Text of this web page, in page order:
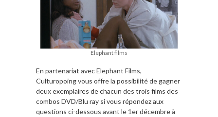
Elephant films
En partenariat avec Elephant Films,
Culturopoing vous offre la possibilité de gagner
deux exemplaires de chacun des trois films des
combos DVD/Blu ray si vous répondez aux
questions ci-dessous avant le 1er décembre à